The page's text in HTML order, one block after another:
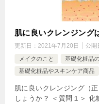
肌に良いクレンジング
更新日： 2021年7月20日 公開
メイクのこと
基礎化粧品
基礎化粧品やスキンケア商品
肌に良いクレンジング（
しょうか？ ＜質問１＞